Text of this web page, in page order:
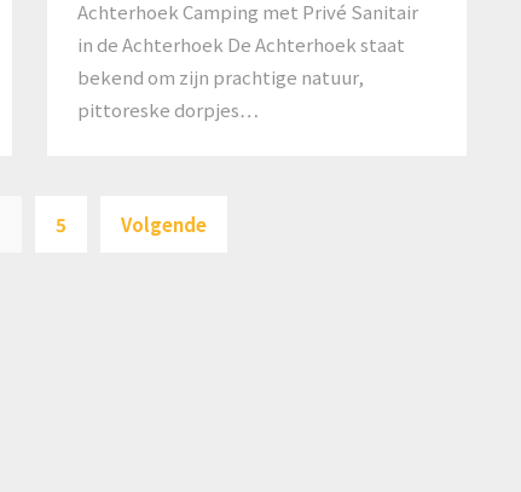
Achterhoek Camping met Privé Sanitair
in de Achterhoek De Achterhoek staat
bekend om zijn prachtige natuur,
pittoreske dorpjes…
paginering
5 Volgende